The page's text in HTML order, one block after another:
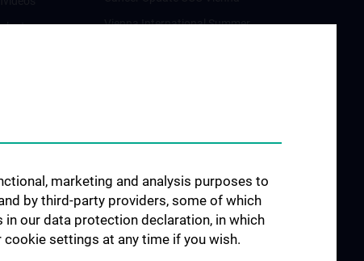
Vienna International Summer
Postgraduelle Onkologische
Fortbildung
marketing and analysis purposes to
by third-party providers, some of which
our data protection declaration, in which
cookie settings at any time if you wish.